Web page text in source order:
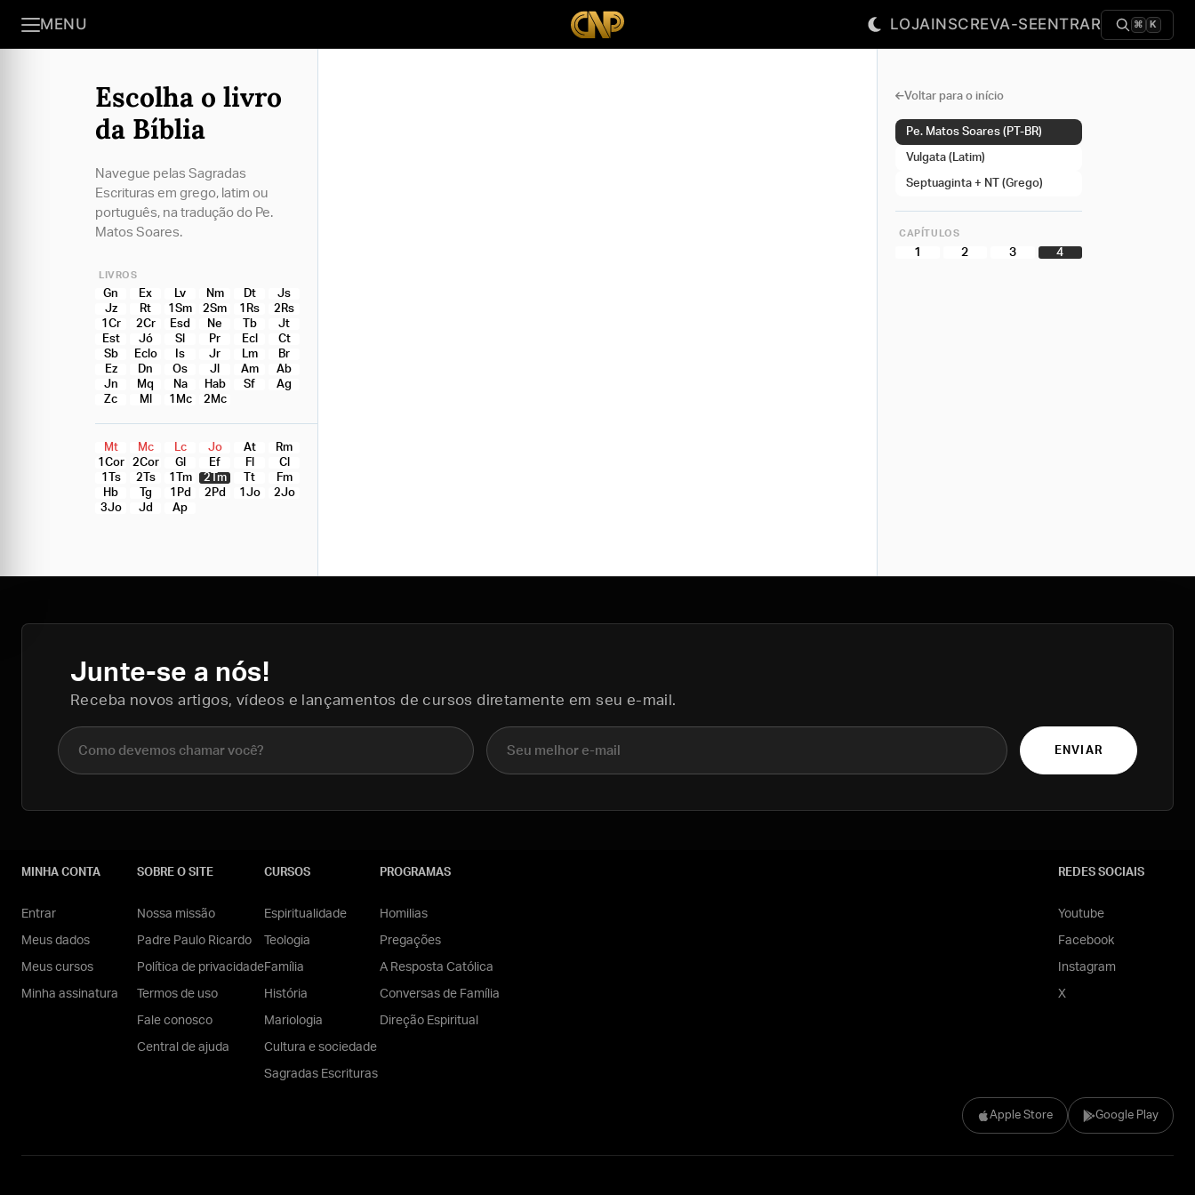
MENU LOJAINSCREVA-SEENTRAR ⌘ K
Escolha o livro
da Bíblia
Navegue pelas Sagradas
Escrituras em grego, latim ou
português, na tradução do Pe.
Matos Soares.
LIVROS
Gn Ex Lv Nm Dt
Js
Jz
Rt 1Sm 2Sm 1Rs
2Rs
1Cr
2Cr Esd Ne Tb
Jt
Est
Jó Sl Pr Ecl
Ct
Sb
Eclo Is Jr Lm
Br
Ez
Dn Os Jl Am
Ab
Jn
Mq Na Hab Sf
Ag
Zc
Ml 1Mc 2Mc
Mt Mc Lc Jo At
Rm
1Cor
2Cor Gl Ef Fl
Cl
1Ts
2Ts 1Tm 2Tm Tt
Fm
Hb
Tg 1Pd 2Pd 1Jo
2Jo
3Jo
Jd Ap
Voltar para o início
Pe. Matos Soares (PT-BR)
Vulgata (Latim)
Septuaginta + NT (Grego)
CAPÍTULOS
1 2 3 4
Junte-se a nós!
Receba novos artigos, vídeos e lançamentos de cursos diretamente em seu e-mail.
Nome completo E-mail
ENVIAR
Apple Store Google Play
MINHA CONTA
Entrar
Meus dados
Meus cursos
Minha assinatura
SOBRE O SITE
Nossa missão
Padre Paulo Ricardo
Política de privacidade
Termos de uso
Fale conosco
Central de ajuda
CURSOS
Espiritualidade
Teologia
Família
História
Mariologia
Cultura e sociedade
Sagradas Escrituras
PROGRAMAS
Homilias
Pregações
A Resposta Católica
Conversas de Família
Direção Espiritual
REDES SOCIAIS
Youtube
Facebook
Instagram
X